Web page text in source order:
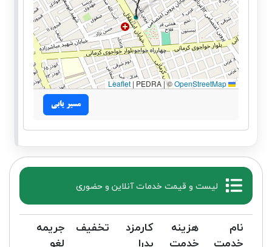
| PEDRA | ©OpenStreetMap
مسیر یابی
لیست و قیمت خدمات آنلاین و حضوری
نام
خدمت
هزینه
خدمت
کارمزد
پدرا
تخفیف
جریمه
لغو